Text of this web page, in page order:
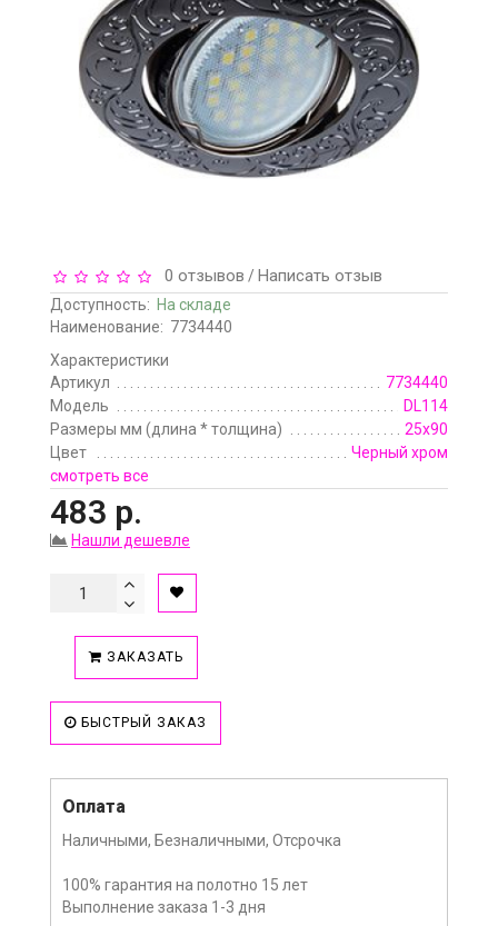
0 отзывов /Написать отзыв
Доступность: На складе
Наименование: 7734440
Характеристики
Артикул
7734440
Модель
DL114
Размеры мм (длина * толщина)
25x90
Цвет
Черный хром
смотреть все
483 р.
Нашли дешевле
ЗАКАЗАТЬ
БЫСТРЫЙ ЗАКАЗ
Оплата
Наличными, Безналичными, Отсрочка
100% гарантия на полотно 15 лет
Выполнение заказа 1-3 дня